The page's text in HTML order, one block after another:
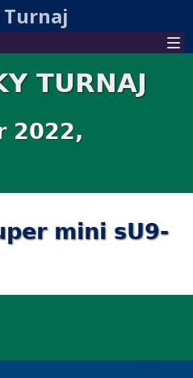
Turnaj
TURNAJ
2022,
mini sU9-